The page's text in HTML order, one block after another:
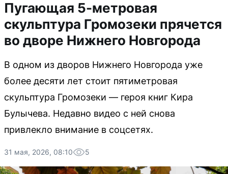
Пугающая 5-метровая
скульптура Громозеки прячется
во дворе Нижнего Новгорода
В одном из дворов Нижнего Новгорода уже
более десяти лет стоит пятиметровая
скульптура Громозеки — героя книг Кира
Булычева. Недавно видео с ней снова
привлекло внимание в соцсетях.
31 мая, 2026, 08:10 5